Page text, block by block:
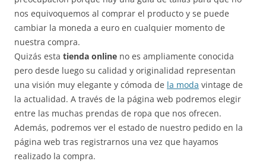
nos equivoquemos al comprar el producto y se puede
cambiar la moneda a euro en cualquier momento de
nuestra compra.
Quizás esta tienda online no es ampliamente conocida
pero desde luego su calidad y originalidad representan
una visión muy elegante y cómoda de la moda vintage de
la actualidad. A través de la página web podremos elegir
entre las muchas prendas de ropa que nos ofrecen.
Además, podremos ver el estado de nuestro pedido en la
página web tras registrarnos una vez que hayamos
realizado la compra.